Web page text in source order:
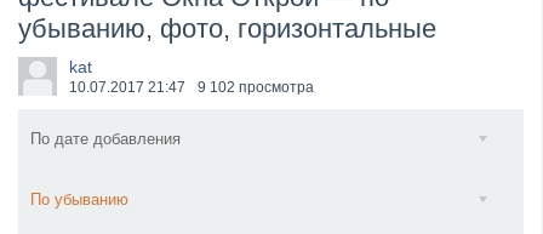
​Wacken Open Air 2027 объявил новую волну участ...
убыванию, фото, горизонтальные
kat
10.07.2017 21:47 9 102 просмотра
По дате добавления
По убыванию